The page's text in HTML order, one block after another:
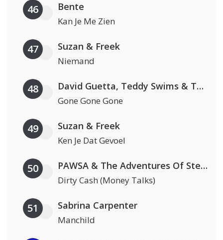
46 Bente
Kan Je Me Zien
47 Suzan & Freek
Niemand
48 David Guetta, Teddy Swims & Tones And I
Gone Gone Gone
49 Suzan & Freek
Ken Je Dat Gevoel
50 PAWSA & The Adventures Of Stevie V
Dirty Cash (Money Talks)
51 Sabrina Carpenter
Manchild